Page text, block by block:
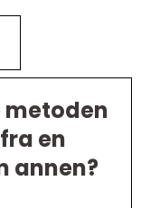
metoden
en
annen?